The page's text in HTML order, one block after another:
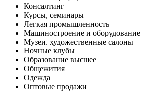
Консалтинг
Курсы, семинары
Легкая промышленность
Машиностроение и оборудование
Музеи, художественные салоны
Ночные клубы
Образование высшее
Общежития
Одежда
Оптовые продажи